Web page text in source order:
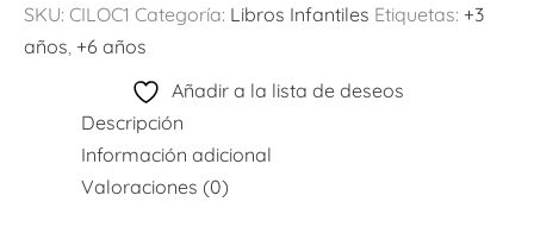
SKU: CILOC1 Categoría: Libros Infantiles Etiquetas: +3
años +6 años
Añadir a la lista de deseos
Descripción
Información adicional
Valoraciones (0)